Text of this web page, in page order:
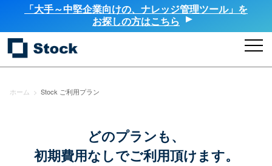
「大手～中堅企業向けの、ナレッジ管理ツール」を
お探しの方はこちら
ホーム > Stock ご利用プラン
どのプランも、
初期費用なしでご利用頂けます。